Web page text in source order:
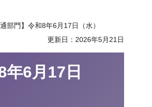
部門】令和8年6月17日（水）
更新日：2026年5月21日
6月17日